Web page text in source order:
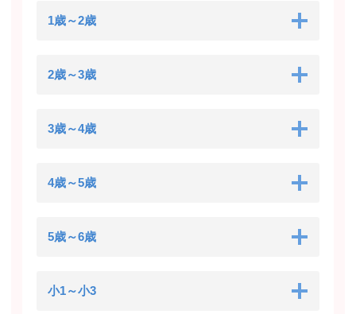
1歳～2歳
2歳～3歳
3歳～4歳
4歳～5歳
5歳～6歳
小1～小3